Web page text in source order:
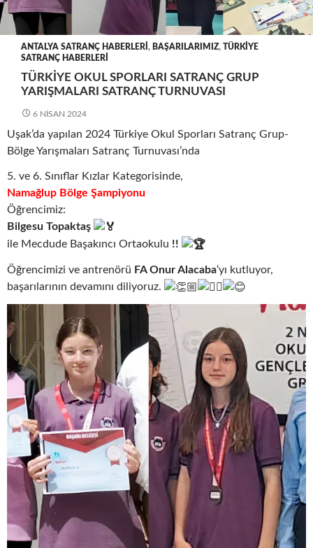
ANTALYA SATRANÇ HABERLERI , BAŞARILARIMIZ,
TÜRKIYE
SATRANÇ HABERLERI
TÜRKIYE OKUL SPORLARI SATRANÇ GRUP
YARIŞMALARI SATRANÇ TURNUVASI
6 NISAN 2024
Uşak’da yapılan 2024 Türkiye Okul Sporları Satranç Grup-
Bölge Yarışmaları Satranç Turnuvası’nda
5. ve 6. Sınıflar Kızlar Kategorisinde,
Namağlup Bölge Şampiyonu
Öğrencimiz:
Bilgesu Topaktaş
ile Mecdude Başakıncı Ortaokulu !!
Öğrencimizi ve antrenörü FA Onur Alacaba‘yı kutluyor,
başarılarının devamını diliyoruz.